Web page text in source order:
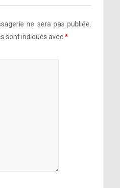
ne sera pas publiée.
sont indiqués avec*